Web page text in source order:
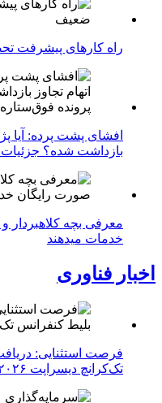
راه کارهای پیشرفت
افشای پشت پرده: آیا
بازداشت شده؟ جزئیات
معرفی بچه کلاهبردار
خدمات میدهند
اخبار فناوری
تک‌کرانچ دیسراپت ۲۰۲۶